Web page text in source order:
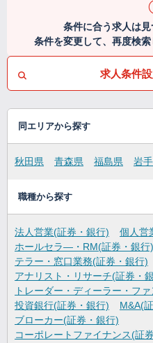
条件に合う求人は見
条件を変更して、再度検索
求人条件
同エリアから探す
秋田県 青森県 福島県 岩
職種から探す
法人営業(証券・銀行)
個人営
ホールセラ―・RM(証券・銀行)
テラー・窓口業務(証券・銀行)
アナリスト・リサーチ(証券・
トレーダー・ディーラー・フ
投資銀行(証券・銀行)
M&A(
ブローカー(証券・銀行)
コーポレートファイナンス(証